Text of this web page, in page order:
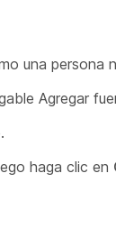
una persona
Agregar
haga clic en